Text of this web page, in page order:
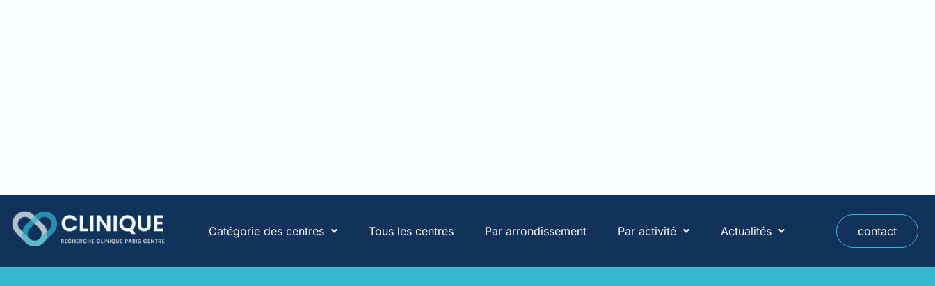
Catégorie des centres Tous les centres Par arrondissement Par activité Actualités contact